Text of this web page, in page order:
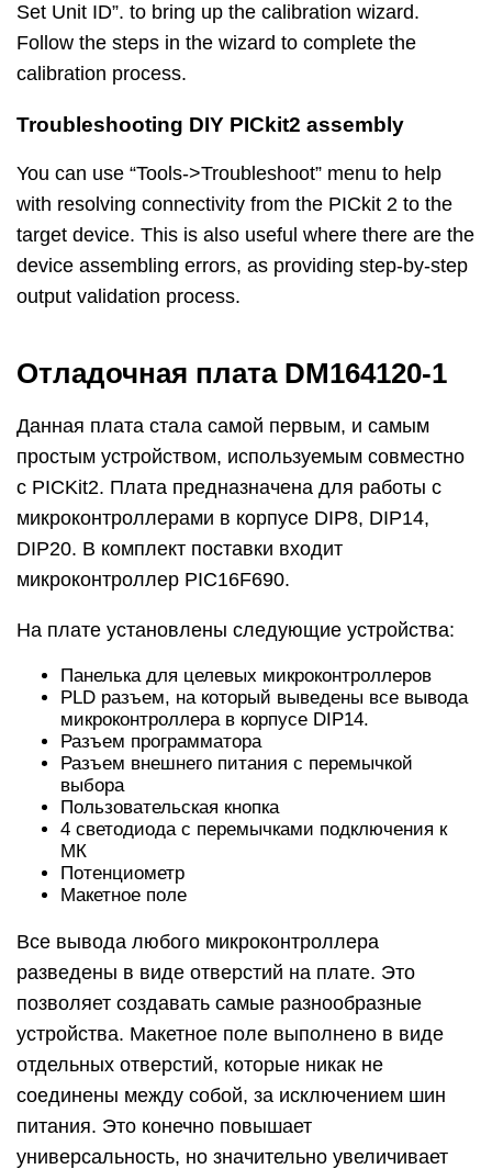
Set Unit ID”. to bring up the calibration wizard.
Follow the steps in the wizard to complete the
calibration process.
Troubleshooting DIY PICkit2 assembly
You can use “Tools->Troubleshoot” menu to help
with resolving connectivity from the PICkit 2 to the
target device. This is also useful where there are the
device assembling errors, as providing step-by-step
output validation process.
Отладочная плата DM164120-1
Данная плата стала самой первым, и самым
простым устройством, используемым совместно
с PICKit2. Плата предназначена для работы с
микроконтроллерами в корпусе DIP8, DIP14,
DIP20. В комплект поставки входит
микроконтроллер PIC16F690.
На плате установлены следующие устройства:
Панелька для целевых микроконтроллеров
PLD разъем, на который выведены все вывода
микроконтроллера в корпусе DIP14.
Разъем программатора
Разъем внешнего питания с перемычкой
выбора
Пользовательская кнопка
4 светодиода с перемычками подключения к
МК
Потенциометр
Макетное поле
Все вывода любого микроконтроллера
разведены в виде отверстий на плате. Это
позволяет создавать самые разнообразные
устройства. Макетное поле выполнено в виде
отдельных отверстий, которые никак не
соединены между собой, за исключением шин
питания. Это конечно повышает
универсальность, но значительно увеличивает